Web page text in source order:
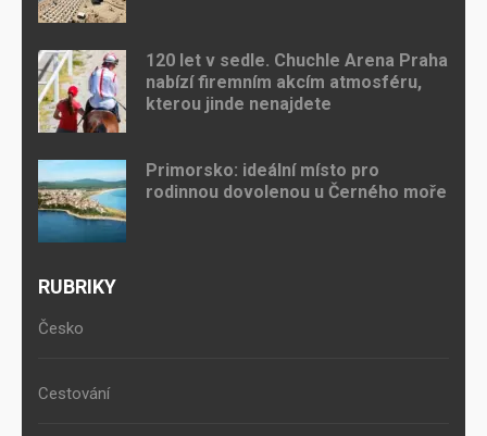
120 let v sedle. Chuchle Arena Praha
nabízí firemním akcím atmosféru,
kterou jinde nenajdete
Primorsko: ideální místo pro
rodinnou dovolenou u Černého moře
RUBRIKY
Česko
Cestování